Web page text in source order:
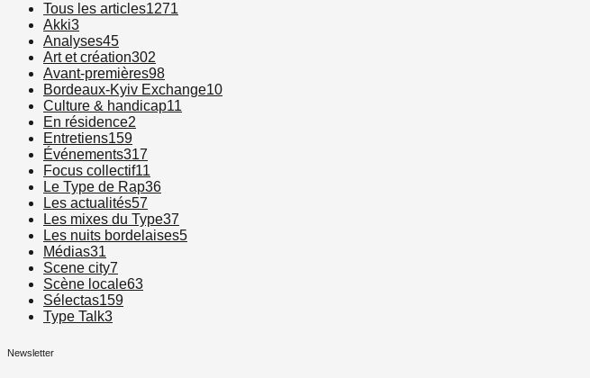
Tous les articles1271
Akki3
Analyses45
Art et création302
Avant-premières98
Bordeaux-Kyiv Exchange10
Culture & handicap11
En résidence2
Entretiens159
Événements317
Focus collectif11
Le Type de Rap36
Les actualités57
Les mixes du Type37
Les nuits bordelaises5
Médias31
Scene city7
Scène locale63
Sélectas159
Type Talk3
Newsletter